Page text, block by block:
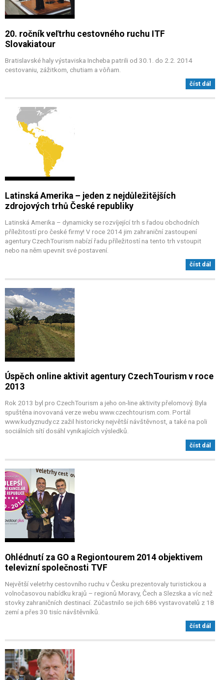
20. ročník veľtrhu cestovného ruchu ITF
Slovakiatour
Bratislavské haly výstaviska Incheba patrili od 30.1. do 2.2. 2014
cestovaniu, zážitkom, chutiam a vôňam.
číst dál
Latinská Amerika – jeden z nejdůležitějších
zdrojových trhů České republiky
Latinská Amerika – dynamicky se rozvíjející trh s řadou obchodních
příležitostí pro české firmy! V roce 2014 jim zahraniční zastoupení
agentury CzechTourism nabízí řadu příležitostí na tento trh vstoupit
nebo na něm upevnit své postavení.
číst dál
Úspěch online aktivit agentury CzechTourism v roce
2013
Rok 2013 byl pro CzechTourism a jeho on-line aktivity přelomový. Byla
spuštěna inovovaná verze webu www.czechtourism.com. Portál
www.kudyznudy.cz zažil historicky největší návštěvnost, a také na poli
sociálních sítí dosáhl vynikajících výsledků.
číst dál
Ohlédnutí za GO a Regiontourem 2014 objektivem
televizní společnosti TVF
Největší veletrhy cestovního ruchu v Česku prezentovaly turistickou a
volnočasovou nabídku krajů – regionů Moravy, Čech a Slezska a víc než
stovky zahraničních destinací. Zúčastnilo se jich 686 vystavovatelů z 18
zemí a přes 30 tisíc návštěvníků.
číst dál